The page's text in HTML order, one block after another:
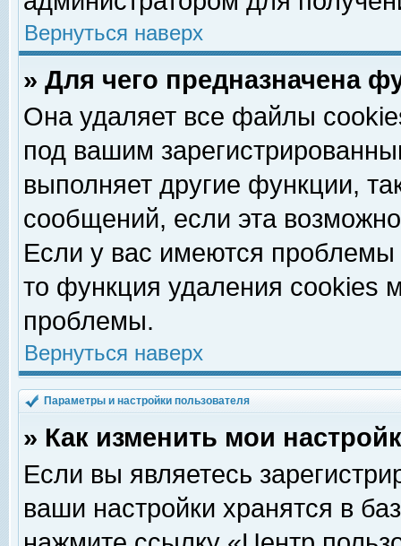
Вернуться наверх
» Для чего предназначена
Она удаляет все файлы
под вашим
выполняет другие функции,
сообщений, если эта
Если у вас имеются
то функция удаления cookies
проблемы.
Вернуться наверх
Параметры и настройки пользователя
» Как изменить мои
Если вы являетесь
ваши настройки хранятся в